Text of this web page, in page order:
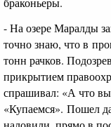
- На озере Маралды
точно знаю, что в
тонн рачков.
прикрытием
спрашивал: «А что вы
«Купаемся». Пошел